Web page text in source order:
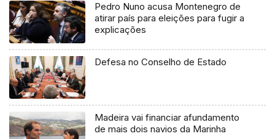
Pedro Nuno acusa Montenegro de
atirar país para eleições para fugir a
explicações
Defesa no Conselho de Estado
Madeira vai financiar afundamento
de mais dois navios da Marinha